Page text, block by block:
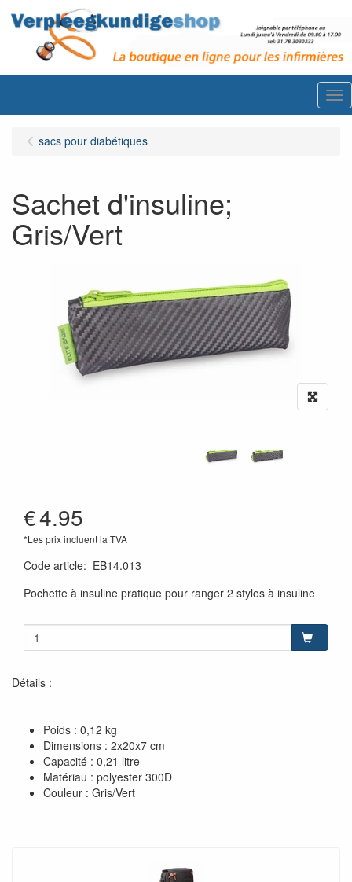
sacs pour diabétiques
Sachet d'insuline;
Gris/Vert
€4.95
*Les prix incluent la TVA
Code article: EB14.013
Pochette à insuline pratique pour ranger 2 stylos à insuline
Détails :
Poids : 0,12 kg
Dimensions : 2x20x7 cm
Capacité : 0,21 litre
Matériau : polyester 300D
Couleur : Gris/Vert